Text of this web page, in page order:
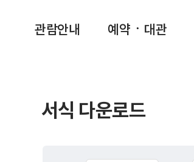
관람안내 예약ㆍ대관
서식 다운로드